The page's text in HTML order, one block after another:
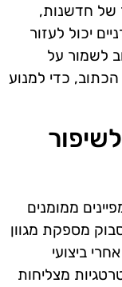
של חדשנות,
יכול לעזור
לשמור על
הכתוב, כדי למנוע
ממומנים
מספקת מגוון
ביצועי
מצליחות